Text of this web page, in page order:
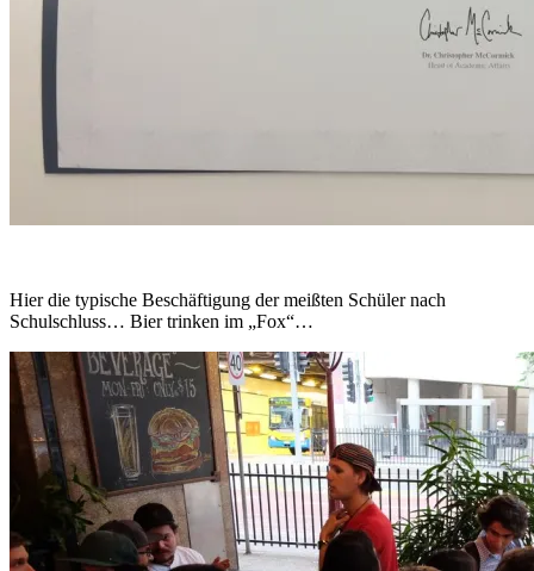
Hier die typische Beschäftigung der meißten Schüler nach
Schulschluss… Bier trinken im „Fox“…